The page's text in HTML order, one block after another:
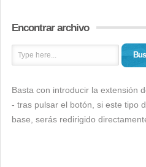
Encontrar archivo
Basta con introducir la extensión
- tras pulsar el botón, si este tipo
base, serás redirigido